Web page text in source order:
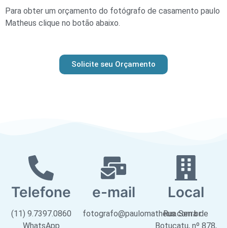
Para obter um orçamento do fotógrafo de casamento paulo
Matheus clique no botão abaixo.
Solicite seu Orçamento
Telefone
(11) 9.7397.0860
WhatsApp
e-mail
fotografo@paulomatheus.com.br
Local
Rua Serra de
Botucatu, nº 878,